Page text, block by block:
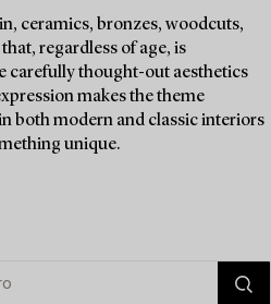
ceramics, bronzes, woodcuts,
regardless of age, is
carefully thought-out aesthetics
makes the theme
both modern and classic interiors
unique.